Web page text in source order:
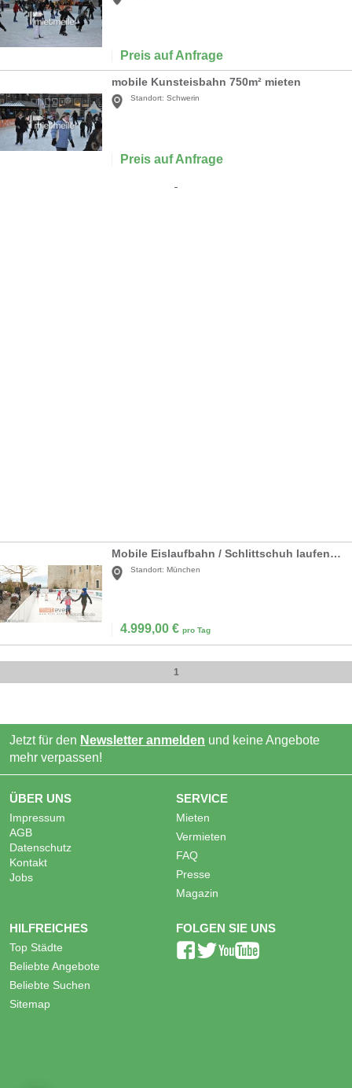
Preis auf Anfrage
mobile Kunsteisbahn 750m² mieten
Standort: Schwerin
Preis auf Anfrage
Mobile Eislaufbahn / Schlittschuh laufen mieten
Standort: München
4.999,00 € pro Tag
1
Jetzt für den Newsletter anmelden und keine Angebote
mehr verpassen!
ÜBER UNS
Impressum
AGB
Datenschutz
Kontakt
Jobs
SERVICE
Mieten
Vermieten
FAQ
Presse
Magazin
HILFREICHES
Top Städte
Beliebte Angebote
Beliebte Suchen
Sitemap
FOLGEN SIE UNS